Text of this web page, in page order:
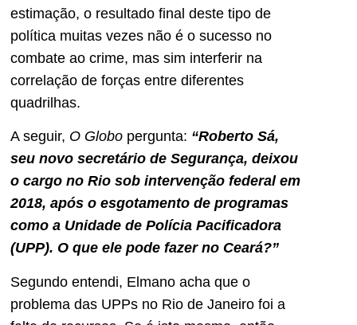
estimação, o resultado final deste tipo de
política muitas vezes não é o sucesso no
combate ao crime, mas sim interferir na
correlação de forças entre diferentes
quadrilhas.
A seguir, O Globo pergunta: “Roberto Sá,
seu novo secretário de Segurança, deixou
o cargo no Rio sob intervenção federal em
2018, após o esgotamento de programas
como a Unidade de Polícia Pacificadora
(UPP). O que ele pode fazer no Ceará?”
Segundo entendi, Elmano acha que o
problema das UPPs no Rio de Janeiro foi a